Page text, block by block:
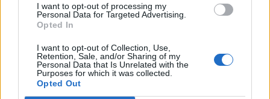
I want to opt-out of processing my
Personal Data for Targeted Advertising.
Opted In
I want to opt-out of Collection, Use,
Retention, Sale, and/or Sharing of my
Personal Data that Is Unrelated with the
Purposes for which it was collected.
Opted Out
Jak się okazuje, nie był to dobry pomysł ze
strony owiec, bo
wilk zabrał się do ataku i pozjadał je
wszystkie bez mrugnięcia okiem.
Wilk i owce – morał utworu